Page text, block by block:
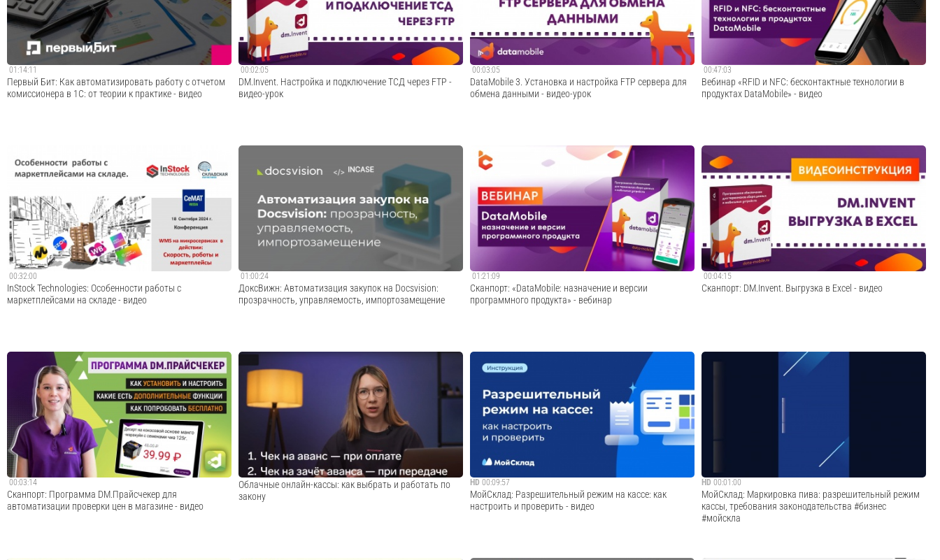
https://vk.com/bit_itTelegram-канал:
https://t.me/bit_it_official
Cмотреть видео
работают более 9000 человек. Успешно...
Cмотреть видео
программных продуктов DataMobile. 02:15 О...
Cмотреть видео
учета.DM.Доставка Pro — программное обеспеч...
Cмотреть видео
01:14:11
Первый Бит: Как автоматизировать работу с отчетом
комиссионера в 1С: от теории к практике - видео
Как автоматизировать работу с отчетом комиссионера в
эффективных ИТ-решений. Компания уже более 26 лет
занимается автоматизацией бизнеса и разработкой
собственных ИТ-решений. У Первого Бита больше 10...
Cмотреть видео
00:02:05
DM.Invent. Настройка и подключение ТСД через FTP -
видео-урок
В данном видео мы расскажем, как настроить и
подключить ТСД через FTP.Наш сайт: https://scanport.ru
Сайт о продуктах, которые мы разрабатываем:
https://data-mobile.ru Наш телеграм:
https://t.me/scanport_news +7 (495) 980-10-69 50...
Cмотреть видео
00:03:05
DataMobile 3. Установка и настройка FTP сервера для
обмена данными - видео-урок
В данном видео-уроке речь пойдет о настройке
бесплатного FTP-сервера FileZilla для обмена данными
по WiFi с ТСД для оффлайн версии DataMobile.Наш сайт:
https://scanport.ru Сайт о продуктах, которые мы
разрабатываем: https://data-mobile.ru...
Cмотреть видео
00:47:03
Вебинар «RFID и NFC: бесконтактные технологии в
продуктах DataMobile» - видео
Вебинар посвящен автоматизации бизнес-процессов с
помощью бесконтактных технологий и ПО
DataMobile.00:00 Вступление. 00:57 Принцип работы
технологий RFID и NFC, их отличия и сферы применения.
07:54 Какое RFID оборудование требуется для ...
Cмотреть видео
00:32:00
InStock Technologies: Особенности работы с
маркетплейсами на складе - видео
Конференция СЕМАТ 2024 " Скорость, роботы и
маркетплейсы"Как работать с маркетплейсами на
складе. Как организовать отбор для заказов. Какие
нюансы обработки товаров для отгрузки со склада по
FBShttps://www.instocktech.ru/
Cмотреть видео
01:00:24
ДоксВижн: Автоматизация закупок на Docsvision:
прозрачность, управляемость, импортозамещение
На вебинаре эксперты компаний «ДоксВижн» и «Инкейс
Корп» рассказали о новом решении на базе
отечественной платформы Docsvision, которое
предлагает эффективную альтернативу, помогающую
справиться с растущими объёмами и сложностью
закупочных ...
Cмотреть видео
01:21:09
Сканпорт: «DataMobile: назначение и версии
программного продукта» - вебинар
На вебинаре рассказали о программе для терминала
сбора данных DataMobile, какие задачи по
автоматизация бизнес-процессов решает ПО и как
подобрать подходящую версию софта. 00:00 Вступление;
02:42 О линейке программных продуктов DataMobile...
Cмотреть видео
00:04:15
Сканпорт: DM.Invent. Выгрузка в Excel - видео
которые мы разрабатываем: https://data-mobile.ru Наш
Cмотреть видео
00:03:14
Сканпорт: Программа DM.Прайсчекер для
автоматизации проверки цен в магазине - видео
Облачные онлайн-кассы: как выбрать и работать по
закону
HD 00:09:57
МойСклад: Разрешительный режим на кассе: как
настроить и проверить - видео
HD 00:01:00
МойСклад: Маркировка пива: разрешительный режим
кассы, требования законодательства #бизнес
#мойскла